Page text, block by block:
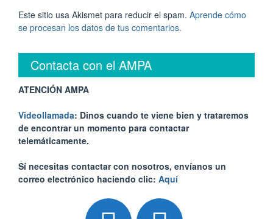
Este sitio usa Akismet para reducir el spam. Aprende cómo
se procesan los datos de tus comentarios.
Contacta con el AMPA
ATENCIÓN AMPA
Videollamada: Dinos cuando te viene bien y trataremos
de encontrar un momento para contactar
telemáticamente.
Sí necesitas contactar con nosotros, envíanos un
correo electrónico haciendo clic: Aquí